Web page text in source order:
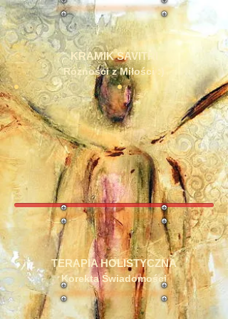
KRAMIK SAVITRI
Różności z Miłości :)
TERAPIA HOLISTYCZNA
Korekta Świadomości